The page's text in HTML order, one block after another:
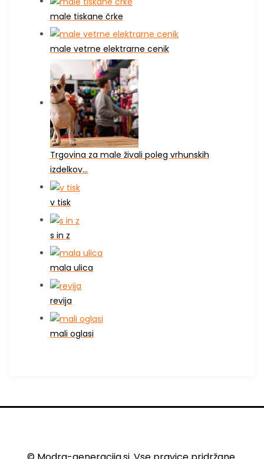
male tiskane črke
male vetrne elektrarne cenik
Trgovina za male živali poleg vrhunskih
izdelkov…
v tisk
s in z
mala ulica
revija
mali oglasi